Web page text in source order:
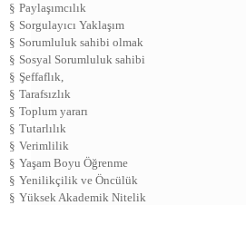
§ Paylaşımcılık
§ Sorgulayıcı Yaklaşım
§ Sorumluluk sahibi olmak
§ Sosyal Sorumluluk sahibi
§ Şeffaflık,
§ Tarafsızlık
§ Toplum yararı
§ Tutarlılık
§ Verimlilik
§ Yaşam Boyu Öğrenme
§ Yenilikçilik ve Öncülük
§ Yüksek Akademik Nitelik